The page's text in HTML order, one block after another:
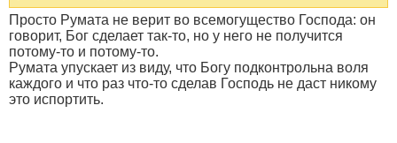
Просто Румата не верит во всемогущество Господа: он
говорит, Бог сделает так-то, но у него не получится
потому-то и потому-то.
Румата упускает из виду, что Богу подконтрольна воля
каждого и что раз что-то сделав Господь не даст никому
это испортить.